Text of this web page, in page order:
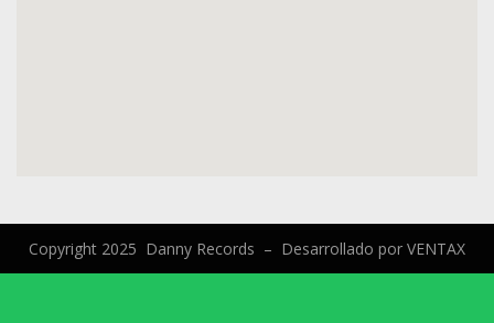
Copyright 2025 Danny Records – Desarrollado por VENTAX